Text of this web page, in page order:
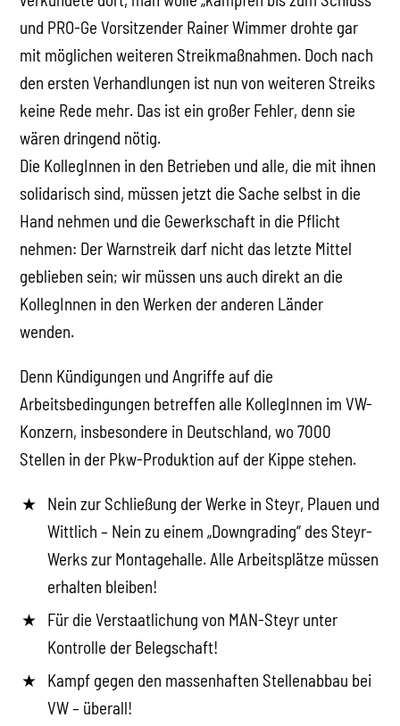
und PRO-Ge Vorsitzender Rainer Wimmer drohte gar
mit möglichen weiteren Streikmaßnahmen. Doch nach
den ersten Verhandlungen ist nun von weiteren Streiks
keine Rede mehr. Das ist ein großer Fehler, denn sie
wären dringend nötig.
Die KollegInnen in den Betrieben und alle, die mit ihnen
solidarisch sind, müssen jetzt die Sache selbst in die
Hand nehmen und die Gewerkschaft in die Pflicht
nehmen: Der Warnstreik darf nicht das letzte Mittel
geblieben sein; wir müssen uns auch direkt an die
KollegInnen in den Werken der anderen Länder
wenden.
Denn Kündigungen und Angriffe auf die
Arbeitsbedingungen betreffen alle KollegInnen im VW-
Konzern, insbesondere in Deutschland, wo 7000
Stellen in der Pkw-Produktion auf der Kippe stehen.
Nein zur Schließung der Werke in Steyr, Plauen und
Wittlich – Nein zu einem „Downgrading“ des Steyr-
Werks zur Montagehalle. Alle Arbeitsplätze müssen
erhalten bleiben!
Für die Verstaatlichung von MAN-Steyr unter
Kontrolle der Belegschaft!
Kampf gegen den massenhaften Stellenabbau bei
VW – überall!